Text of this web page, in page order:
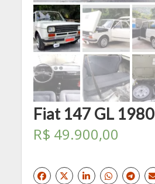
Fiat 147 GL 1980
R$ 49.900,00